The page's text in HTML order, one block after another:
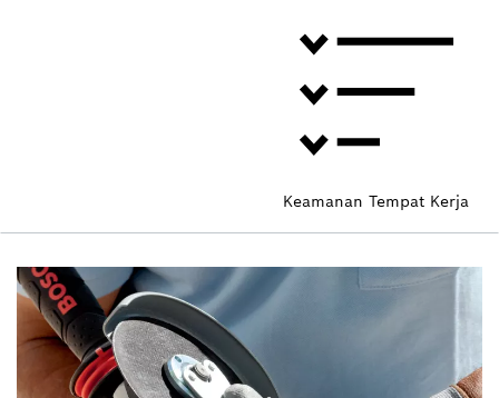
Keamanan Tempat Kerja